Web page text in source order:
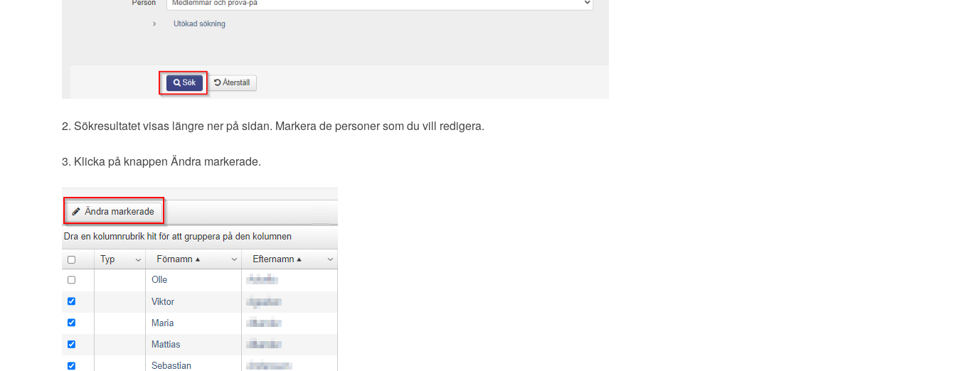
2. Sökresultatet visas längre ner på sidan. Markera de personer som du vill redigera.
3. Klicka på knappen Ändra markerade.